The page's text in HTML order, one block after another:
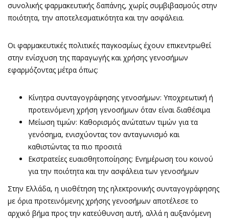
συνολικής φαρμακευτικής δαπάνης, χωρίς συμβιβασμούς στην
ποιότητα, την αποτελεσματικότητα και την ασφάλεια.
Οι φαρμακευτικές πολιτικές παγκοσμίως έχουν επικεντρωθεί
στην ενίσχυση της παραγωγής και χρήσης γενοσήμων
εφαρμόζοντας μέτρα όπως:
Κίνητρα συνταγογράφησης γενοσήμων: Υποχρεωτική ή
προτεινόμενη χρήση γενοσήμων όταν είναι διαθέσιμα
Μείωση τιμών: Καθορισμός ανώτατων τιμών για τα
γενόσημα, ενισχύοντας τον ανταγωνισμό και
καθιστώντας τα πιο προσιτά
Εκστρατείες ευαισθητοποίησης: Ενημέρωση του κοινού
για την ποιότητα και την ασφάλεια των γενοσήμων
Στην Ελλάδα, η υιοθέτηση της ηλεκτρονικής συνταγογράφησης
με όρια προτεινόμενης χρήσης γενοσήμων αποτέλεσε το
αρχικό βήμα προς την κατεύθυνση αυτή, αλλά η αυξανόμενη